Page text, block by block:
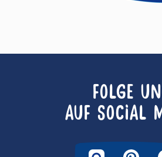
FOLGE
AUF SOCIAL